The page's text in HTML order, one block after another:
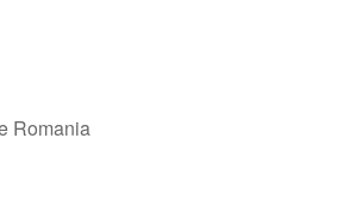
Romania